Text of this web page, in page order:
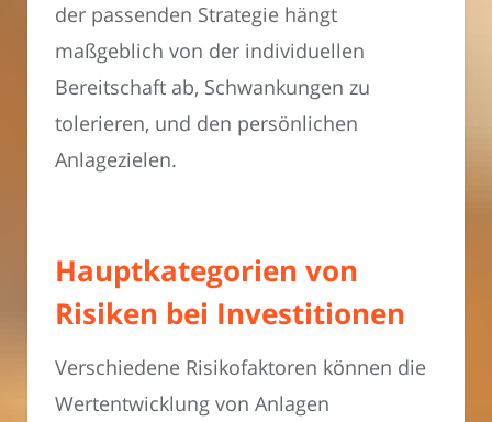
der passenden Strategie hängt
maßgeblich von der individuellen
Bereitschaft ab, Schwankungen zu
tolerieren, und den persönlichen
Anlagezielen.
Hauptkategorien von
Risiken bei Investitionen
Verschiedene Risikofaktoren können die
Wertentwicklung von Anlagen